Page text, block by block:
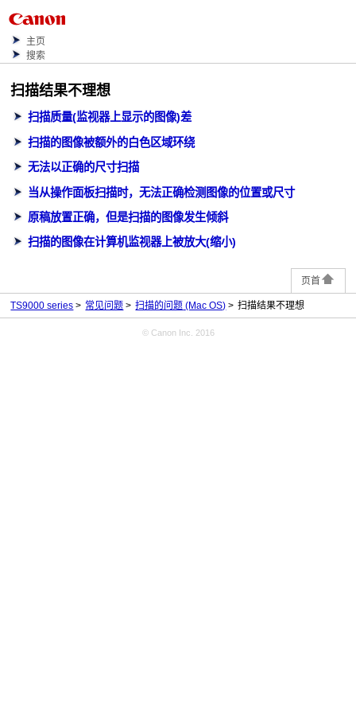
主页
搜索
扫描结果不理想
扫描质量(监视器上显示的图像)差
扫描的图像被额外的白色区域环绕
无法以正确的尺寸扫描
当从操作面板扫描时，无法正确检测图像的位置或尺寸
原稿放置正确，但是扫描的图像发生倾斜
扫描的图像在计算机监视器上被放大(缩小)
页首
TS9000 series 常见问题 扫描的问题 (Mac OS) 扫描结果不理想
© Canon Inc. 2016